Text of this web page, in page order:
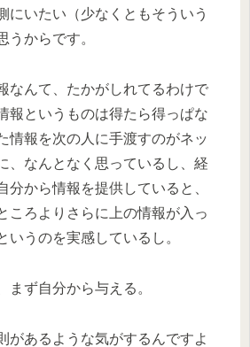
にいたい（少なくともそういう
うからです。
なんて、たかがしれてるわけで
報というものは得たら得っぱな
情報を次の人に手渡すのがネッ
、なんとなく思っているし、経
分から情報を提供していると、
ころよりさらに上の情報が入っ
いうのを実感しているし。
まず自分から与える。
があるような気がするんですよ